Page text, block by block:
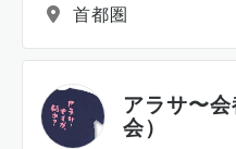
首都圏
アラサ〜
会）